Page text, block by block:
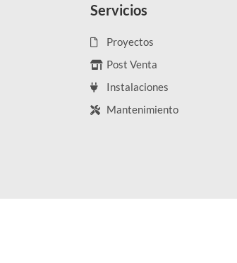
Servicios
Proyectos
Post Venta
Instalaciones
Mantenimiento